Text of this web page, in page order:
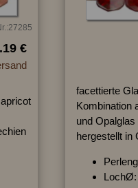
€
facettierte
Kombination
und Opalglas
hergestellt in